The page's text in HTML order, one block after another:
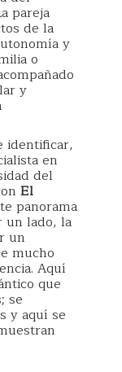
pareja
de la
y
o
y
identificar,
en
del
El
panorama
un lado, la
un
mucho
Aquí
que
se
y aquí se